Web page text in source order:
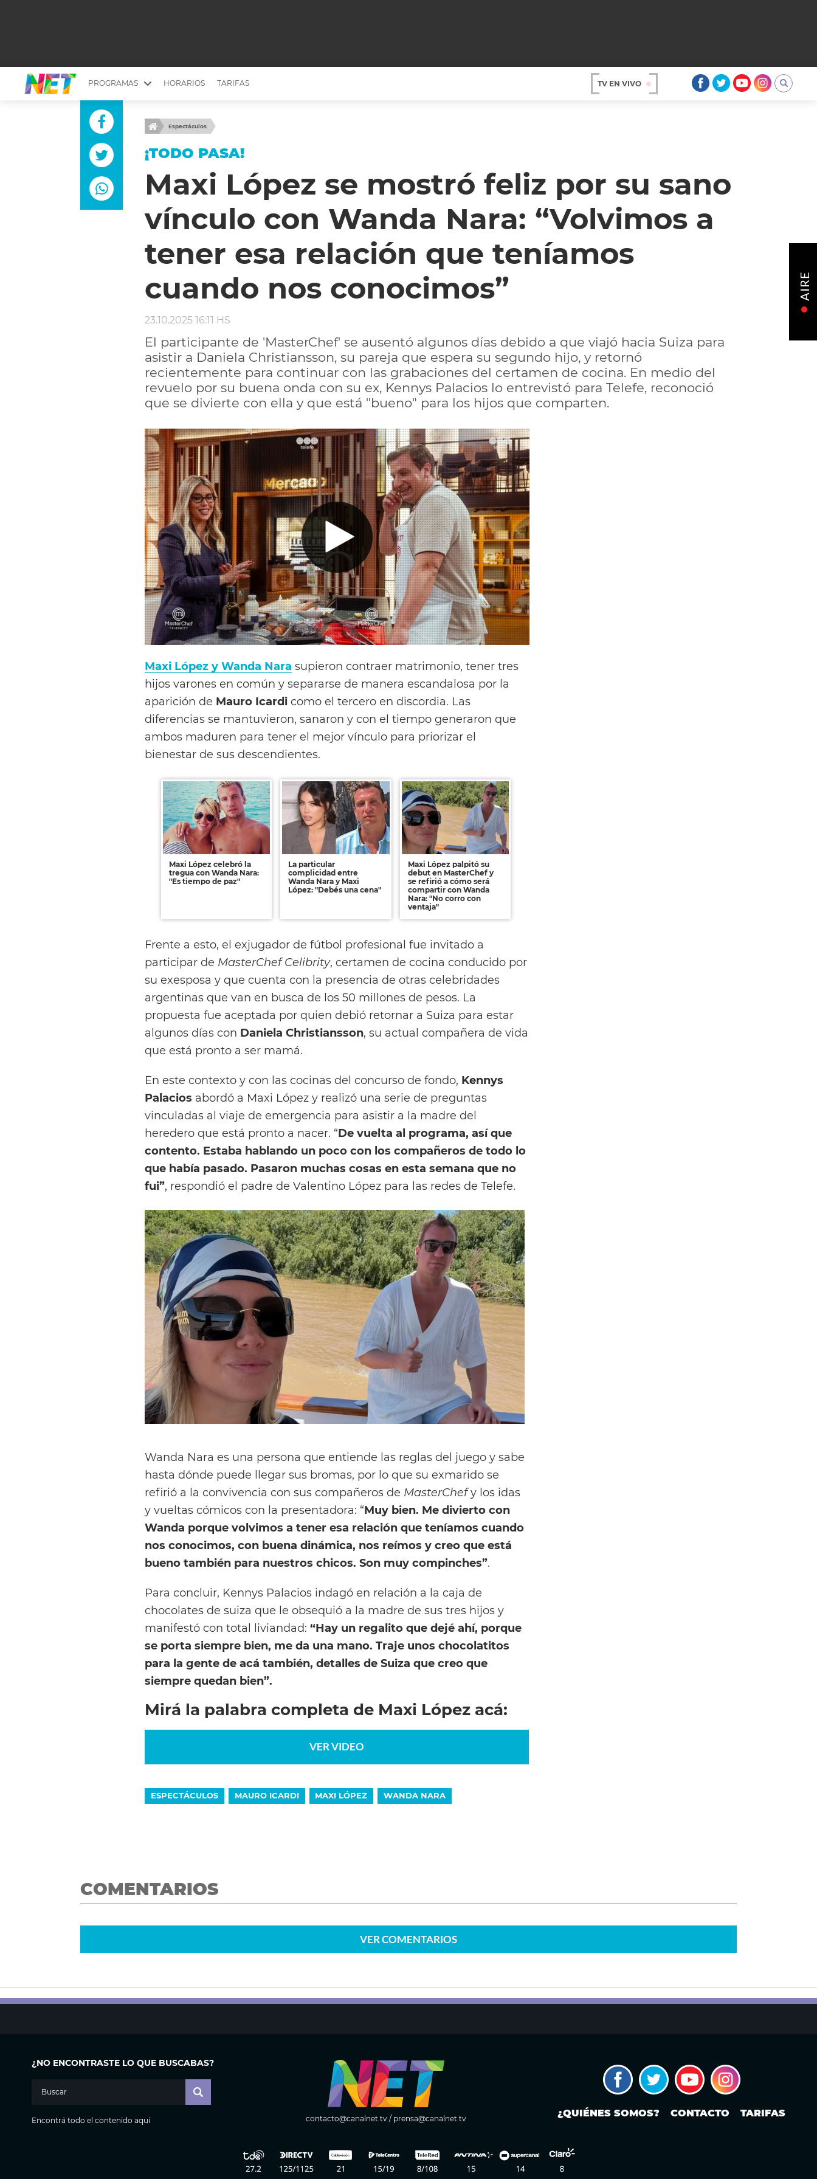
PROGRAMAS
MESA PICANTE
YUYITO A LA TARDE
EMPRENDI2
LONGOBARDI
EL OLIVO BLANCO
TU LUGAR IDEAL
CHICHE EN VIVO
ARGENTINOS X ARGENTINA
ESTÉTICA 360 TV
CARAS Y NEGOCIOS
SCOUTING PARA UN CAMBIO
INTELEXIS TV
ENTROMETIDOS EN LA TELE
MODO FONTEVECCHIA
PERIODISMO PURO
REPERFILAR
FIESTAS ARGENTINAS
FULL FACE TV
DESAFÍO 10 AÑOS MENOS
AGENDA CORPORATIVA
HORARIOS TARIFAS TV EN VIVO
Espectáculos
¡TODO PASA!
Maxi López se mostró feliz por su sano
vínculo con Wanda Nara: “Volvimos a
tener esa relación que teníamos
cuando nos conocimos”
23.10.2025 16:11 HS
El participante de 'MasterChef' se ausentó algunos días debido a que viajó hacia Suiza para
asistir a Daniela Christiansson, su pareja que espera su segundo hijo, y retornó
recientemente para continuar con las grabaciones del certamen de cocina. En medio del
revuelo por su buena onda con su ex, Kennys Palacios lo entrevistó para Telefe, reconoció
que se divierte con ella y que está "bueno" para los hijos que comparten.
Maxi López y Wanda Nara supieron contraer matrimonio, tener tres
hijos varones en común y separarse de manera escandalosa por la
aparición de Mauro Icardi como el tercero en discordia. Las
diferencias se mantuvieron, sanaron y con el tiempo generaron que
ambos maduren para tener el mejor vínculo para priorizar el
bienestar de sus descendientes.
Maxi López celebró la
tregua con Wanda Nara:
"Es tiempo de paz"
La particular
complicidad entre
Wanda Nara y Maxi
López: "Debés una cena"
Maxi López palpitó su
debut en MasterChef y
se refirió a cómo será
compartir con Wanda
Nara: "No corro con
ventaja"
Frente a esto, el exjugador de fútbol profesional fue invitado a
participar de MasterChef Celibrity, certamen de cocina conducido por
su exesposa y que cuenta con la presencia de otras celebridades
argentinas que van en busca de los 50 millones de pesos. La
propuesta fue aceptada por quien debió retornar a Suiza para estar
algunos días con Daniela Christiansson, su actual compañera de vida
que está pronto a ser mamá.
En este contexto y con las cocinas del concurso de fondo, Kennys
Palacios abordó a Maxi López y realizó una serie de preguntas
vinculadas al viaje de emergencia para asistir a la madre del
heredero que está pronto a nacer. “De vuelta al programa, así que
contento. Estaba hablando un poco con los compañeros de todo lo
que había pasado. Pasaron muchas cosas en esta semana que no
fui”, respondió el padre de Valentino López para las redes de Telefe.
Wanda Nara es una persona que entiende las reglas del juego y sabe
hasta dónde puede llegar sus bromas, por lo que su exmarido se
refirió a la convivencia con sus compañeros de MasterChefy los idas
y vueltas cómicos con la presentadora: “Muy bien. Me divierto con
Wanda porque volvimos a tener esa relación que teníamos cuando
nos conocimos, con buena dinámica, nos reímos y creo que está
bueno también para nuestros chicos. Son muy compinches”.
Para concluir, Kennys Palacios indagó en relación a la caja de
chocolates de suiza que le obsequió a la madre de sus tres hijos y
manifestó con total liviandad: “Hay un regalito que dejé ahí, porque
se porta siempre bien, me da una mano. Traje unos chocolatitos
para la gente de acá también, detalles de Suiza que creo que
siempre quedan bien”.
Mirá la palabra completa de Maxi López acá:
VER VIDEO
ESPECTÁCULOS MAURO ICARDI MAXI LÓPEZ WANDA NARA
COMENTARIOS
VERCOMENTARIOS
¿NO ENCONTRASTE LO QUE BUSCABAS?
Encontrá todo el contenido aquí contacto@canalnet.tv/ prensa@canalnet.tv ¿QUIÉNES SOMOS? CONTACTO TARIFAS
AIRE